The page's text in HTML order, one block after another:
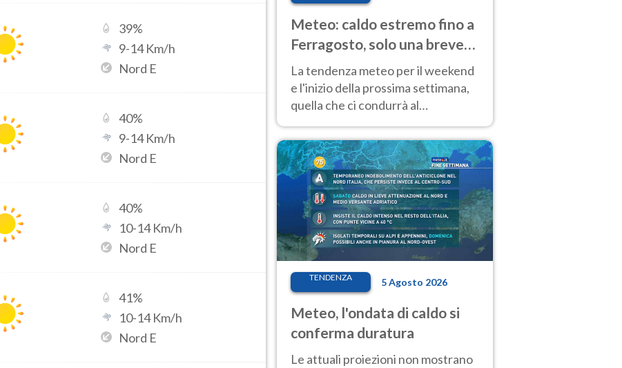
39%
9-14Km/h
Nord E
40%
9-14Km/h
Nord E
40%
10-14Km/h
Nord E
41%
10-14Km/h
Nord E
Meteo: caldo estremo fino a
Ferragosto, solo una breve
pausa. Ecco dove
La tendenza meteo per il weekend
e l'inizio della prossima settimana,
quella che ci condurrà al
temperature molto elevate
TENDENZA 5 Agosto 2026
Meteo, l'ondata di caldo si
conferma duratura
Le attuali proiezioni non mostrano